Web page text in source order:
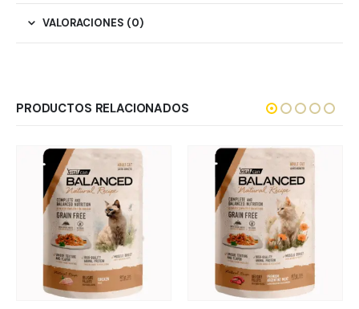
VALORACIONES (0)
PRODUCTOS RELACIONADOS